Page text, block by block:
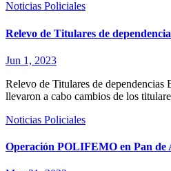
Noticias Policiales
Relevo de Titulares de
Jun 1, 2023
Relevo de Titulares de dependencias
llevaron a cabo cambios de los
Noticias Policiales
Operación POLIFEMO en Pan de